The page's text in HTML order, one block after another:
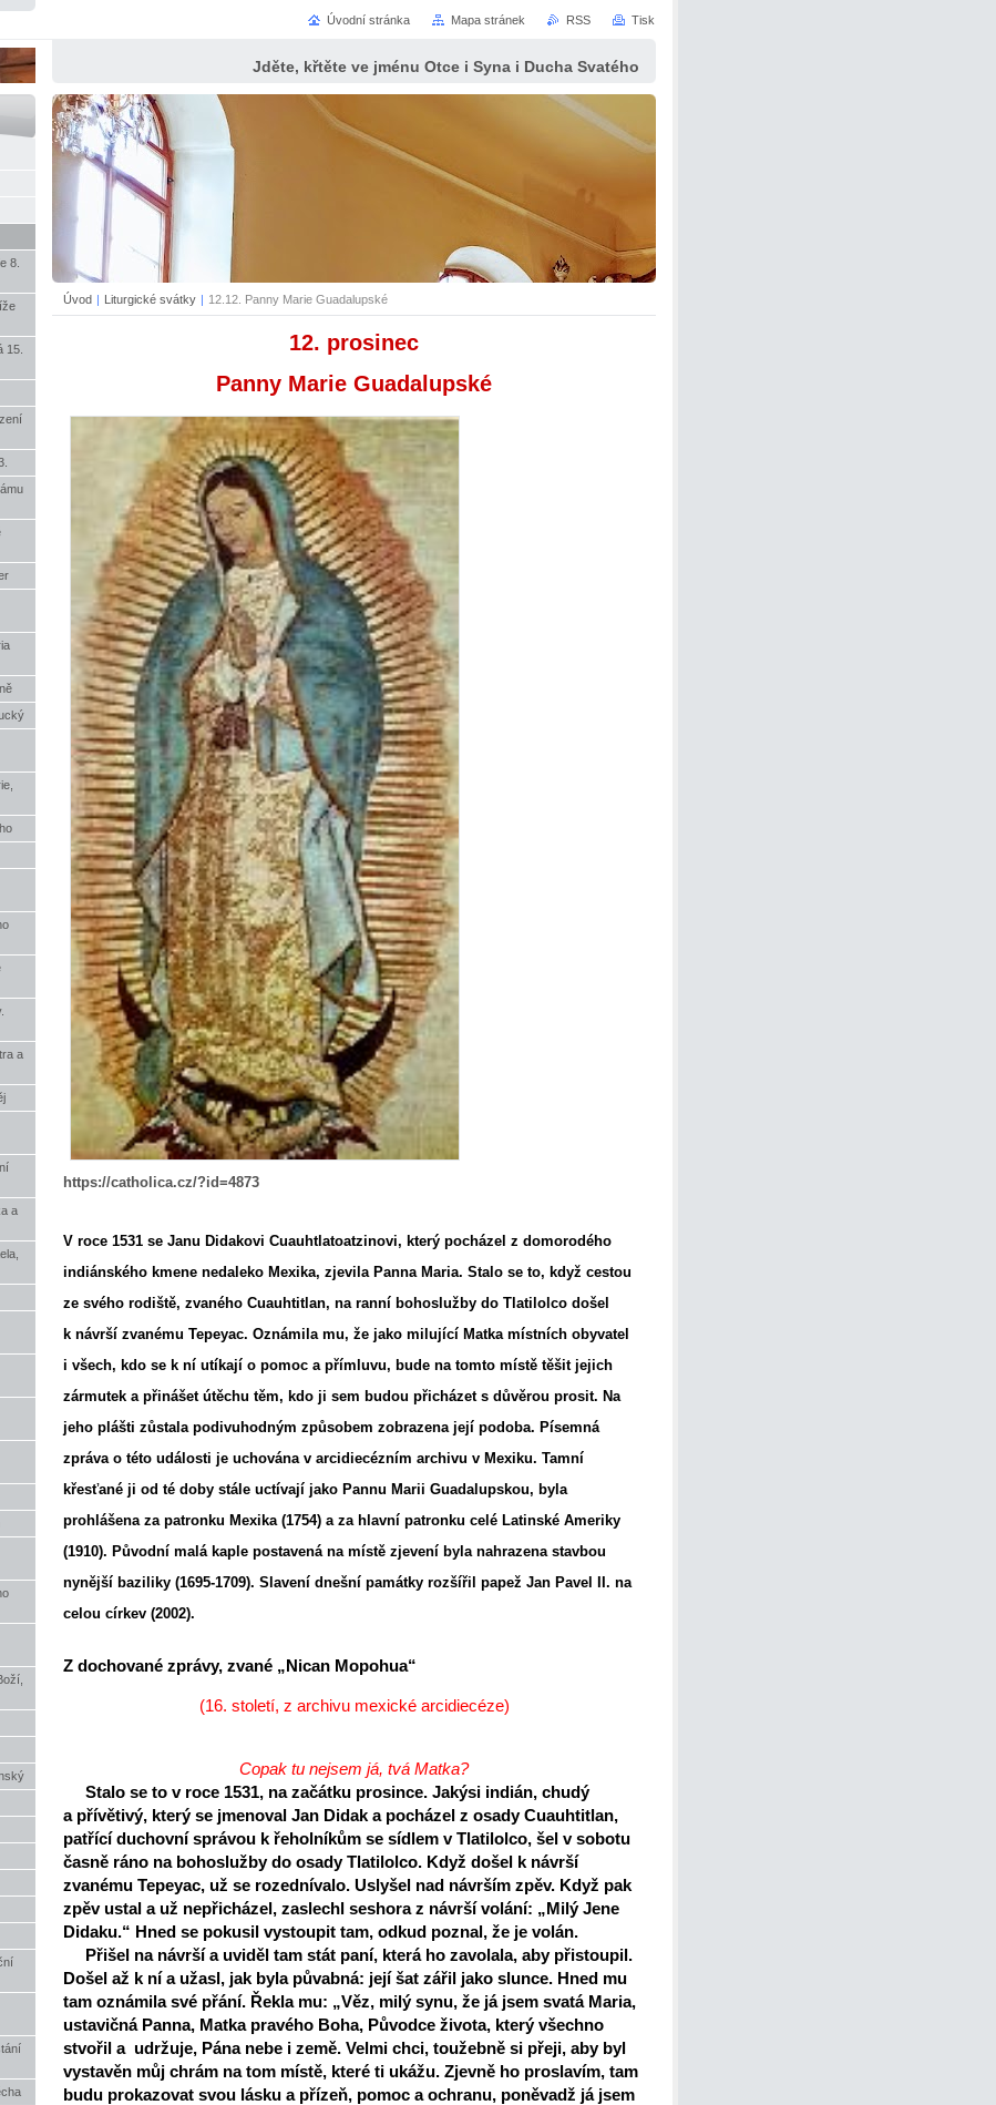
Jděte, křtěte ve jménu Otce i Syna i Ducha Svatého
Úvod | Liturgické svátky | 12.12. Panny Marie Guadalupské
12. prosinec
Panny Marie Guadalupské
https://catholica.cz/?id=4873
V roce 1531 se Janu Didakovi Cuauhtlatoatzinovi, který pocházel z domorodého
indiánského kmene nedaleko Mexika, zjevila Panna Maria. Stalo se to, když cestou
ze svého rodiště, zvaného Cuauhtitlan, na ranní bohoslužby do Tlatilolco došel
k návrší zvanému Tepeyac. Oznámila mu, že jako milující Matka místních obyvatel
i všech, kdo se k ní utíkají o pomoc a přímluvu, bude na tomto místě těšit jejich
zármutek a přinášet útěchu těm, kdo ji sem budou přicházet s důvěrou prosit. Na
jeho plášti zůstala podivuhodným způsobem zobrazena její podoba. Písemná
zpráva o této události je uchována v arcidiecézním archivu v Mexiku. Tamní
křesťané ji od té doby stále uctívají jako Pannu Marii Guadalupskou, byla
prohlášena za patronku Mexika (1754) a za hlavní patronku celé Latinské Ameriky
(1910). Původní malá kaple postavená na místě zjevení byla nahrazena stavbou
nynější baziliky (1695-1709). Slavení dnešní památky rozšířil papež Jan Pavel II. na
celou církev (2002).
Z dochované zprávy, zvané „Nican Mopohua“
(16. století, z archivu mexické arcidiecéze)
Copak tu nejsem já, tvá Matka?
Stalo se to v roce 1531, na začátku prosince. Jakýsi indián, chudý
a přívětivý, který se jmenoval Jan Didak a pocházel z osady Cuauhtitlan,
patřící duchovní správou k řeholníkům se sídlem v Tlatilolco, šel v sobotu
časně ráno na bohoslužby do osady Tlatilolco. Když došel k návrší
zvanému Tepeyac, už se rozednívalo. Uslyšel nad návrším zpěv. Když pak
zpěv ustal a už nepřicházel, zaslechl seshora z návrší volání: „Milý Jene
Didaku.“ Hned se pokusil vystoupit tam, odkud poznal, že je volán.
Přišel na návrší a uviděl tam stát paní, která ho zavolala, aby přistoupil.
Došel až k ní a užasl, jak byla půvabná: její šat zářil jako slunce. Hned mu
tam oznámila své přání. Řekla mu: „Věz, milý synu, že já jsem svatá Maria,
ustavičná Panna, Matka pravého Boha, Původce života, který všechno
stvořil a udržuje, Pána nebe i země. Velmi chci, toužebně si přeji, aby byl
vystavěn můj chrám na tom místě, které ti ukážu. Zjevně ho proslavím, tam
budu prokazovat svou lásku a přízeň, pomoc a ochranu, poněvadž já jsem
8.
15.
a
a
Úvodní stránka Mapa stránek RSS Tisk